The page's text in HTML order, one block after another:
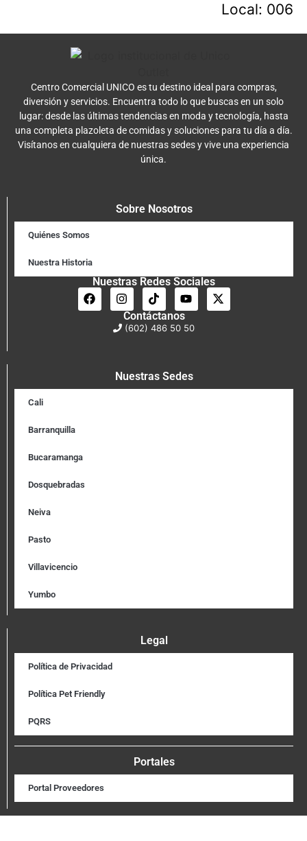
Local: 006
Centro Comercial UNICO es tu destino ideal para compras,
diversión y servicios. Encuentra todo lo que buscas en un solo
lugar: desde las últimas tendencias en moda y tecnología, hasta
una completa plazoleta de comidas y soluciones para tu día a día.
Visítanos en cualquiera de nuestras sedes y vive una experiencia
única.
Sobre Nosotros
Quiénes Somos
Nuestra Historia
Nuestras Redes Sociales
Contáctanos
(602) 486 50 50
Nuestras Sedes
Cali
Barranquilla
Bucaramanga
Dosquebradas
Neiva
Pasto
Villavicencio
Yumbo
Legal
Política de Privacidad
Política Pet Friendly
PQRS
Portales
Portal Proveedores